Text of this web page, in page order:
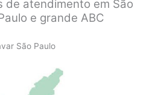
de atendimento em São
e grande ABC
São Paulo